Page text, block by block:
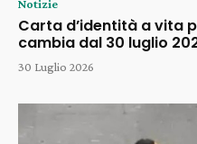
Notizie
Carta d’identità a vita
cambia dal 30 luglio
30 Luglio 2026